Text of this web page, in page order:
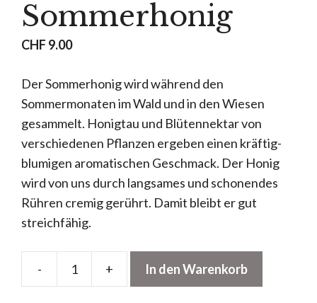
Sommerhonig
CHF 9.00
Der Sommerhonig wird während den
Sommermonaten im Wald und in den Wiesen
gesammelt. Honigtau und Blütennektar von
verschiedenen Pflanzen ergeben einen kräftig-
blumigen aromatischen Geschmack. Der Honig
wird von uns durch langsames und schonendes
Rühren cremig gerührt. Damit bleibt er gut
streichfähig.
-
Sommerhonig
+ In den Warenkorb